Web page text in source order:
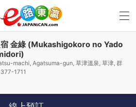
金綠 (Mukashigokoro no Yado
machi, Agatsuma-gun, 草津溫泉, 草津, 群
1711